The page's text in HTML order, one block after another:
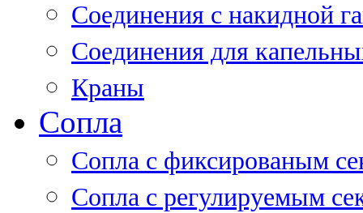
Соединения с накидной
Соединения для
Краны
Сопла
Cопла с фиксированым
Сопла с регулируемым